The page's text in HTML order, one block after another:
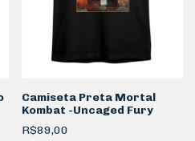
Camiseta Preta Mortal
Kombat -Uncaged Fury
R$89,00